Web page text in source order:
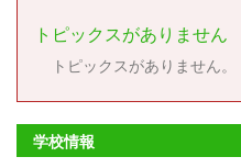
トピックスがありません
トピックスがありません。
学校情報